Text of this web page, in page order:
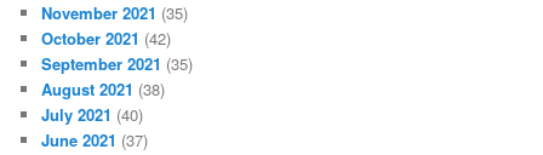
November 2021 (35)
October 2021 (42)
September 2021 (35)
August 2021 (38)
July 2021 (40)
June 2021 (37)